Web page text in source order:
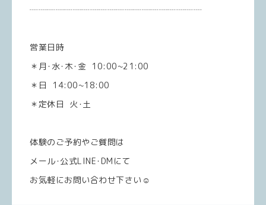
┈┈┈┈┈┈┈┈┈┈┈┈┈┈┈┈┈┈┈┈
営業日時
＊月･水･木･金 10:00~21:00
＊日 14:00~18:00
＊定休日 火･土
体験のご予約やご質問は
メール･公式LINE･DMにて
お気軽にお問い合わせ下さい☺️